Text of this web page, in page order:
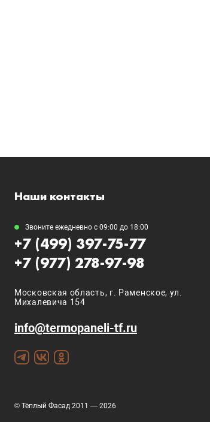
Наши контакты
Звоните ежедневно с 09:00 до 18:00
+7 (499) 397-75-77
+7 (977) 278-97-98
Московская область, г. Раменское, ул.
Михалевича 154
info@termopaneli-tf.ru
© Тёплый Фасад 2011 — 2026